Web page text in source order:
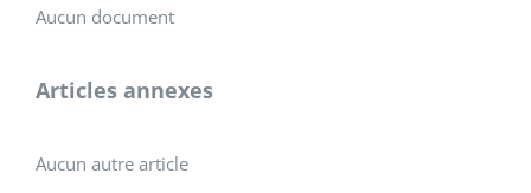
Aucun document
Articles annexes
Aucun autre article